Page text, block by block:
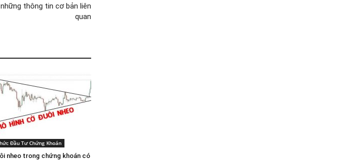
thông tin cơ bản liên
quan
Đầu Tư Chứng Khoán
nheo trong chứng khoán có